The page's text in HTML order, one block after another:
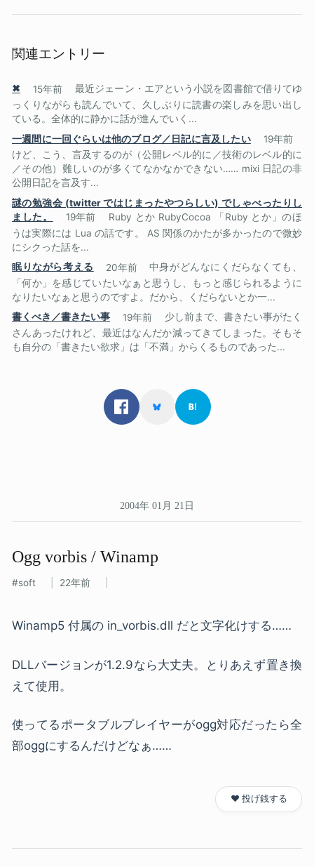
関連エントリー
✖ 15年前
最近ジェーン・エアという小説を図書館で借りてゆ
っくりながらも読んでいて、久しぶりに読書の楽しみを思い出し
ている。全体的に静かに話が進んでいく...
一週間に一回ぐらいは他のブログ／日記に言及したい
19年前
けど、こう、言及するのが（公開レベル的に／技術のレベル的に
／その他）難しいのが多くてなかなかできない…… mixi 日記の非
公開日記を言及す...
謎の勉強会 (twitter ではじまったやつらしい) でしゃべったりし
ました。
19年前
Ruby とか RubyCocoa 「Ruby とか」のほ
うは実際には Lua の話です。 AS 関係のかたが多かったので微妙
にシクった話を...
眠りながら考える
20年前
中身がどんなにくだらなくても、
「何か」を感じていたいなぁと思うし、もっと感じられるように
なりたいなぁと思うのですよ。だから、くだらないとか一...
書くべき／書きたい事
19年前
少し前まで、書きたい事がたく
さんあったけれど、最近はなんだか減ってきてしまった。そもそ
も自分の「書きたい欲求」は「不満」からくるものであった...
2004年 01月 21日
Ogg vorbis / Winamp
soft 22年前
Winamp5 付属の in_vorbis.dll だと文字化けする……
DLLバージョンが1.2.9なら大丈夫。とりあえず置き換
えて使用。
使ってるポータブルプレイヤーがogg対応だったら全
部oggにするんだけどなぁ……
❤️ 投げ銭する